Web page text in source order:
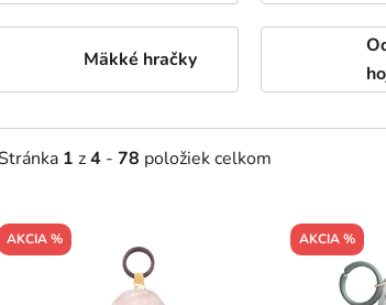
Mäkké hračky
1 z4 - 78 položiek celkom
AKCIA % AKCIA %